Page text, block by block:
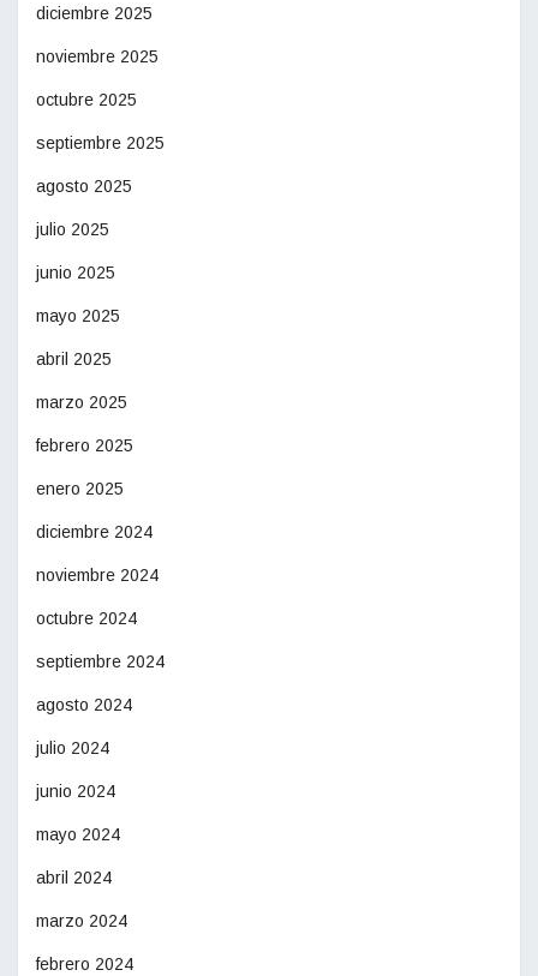
diciembre 2025
noviembre 2025
octubre 2025
septiembre 2025
agosto 2025
julio 2025
junio 2025
mayo 2025
abril 2025
marzo 2025
febrero 2025
enero 2025
diciembre 2024
noviembre 2024
octubre 2024
septiembre 2024
agosto 2024
julio 2024
junio 2024
mayo 2024
abril 2024
marzo 2024
febrero 2024